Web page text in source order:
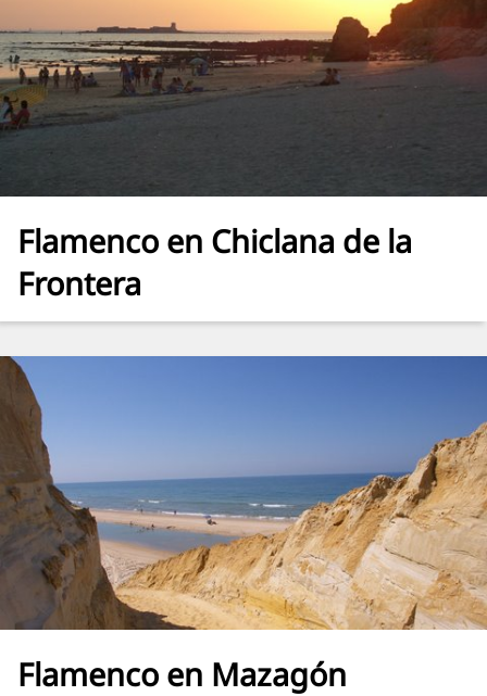
Flamenco en Chiclana de la
Frontera
Flamenco en Mazagón